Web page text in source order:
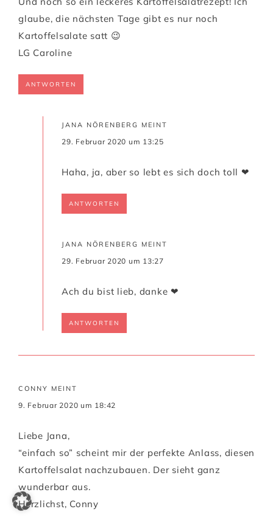
glaube, die nächsten Tage gibt es nur noch
Kartoffelsalate satt 😉
LG Caroline
ANTWORTEN
JANA NÖRENBERG MEINT
29. Februar 2020 um 13:25
Haha, ja, aber so lebt es sich doch toll ❤
ANTWORTEN
JANA NÖRENBERG MEINT
29. Februar 2020 um 13:27
Ach du bist lieb, danke ❤
ANTWORTEN
CONNY MEINT
9. Februar 2020 um 18:42
Liebe Jana,
“einfach so” scheint mir der perfekte Anlass, diesen
Kartoffelsalat nachzubauen. Der sieht ganz
wunderbar aus.
Herzlichst, Conny